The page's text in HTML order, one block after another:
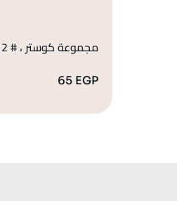
مجموعة كوستر ، # 2
65 EGP